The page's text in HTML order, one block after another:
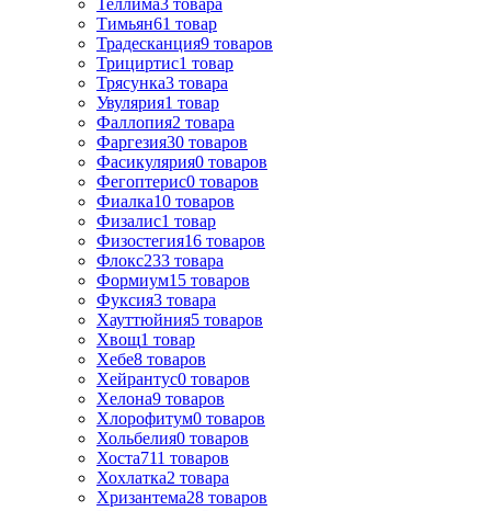
Тимьян61 товар
Традесканция9 товаров
Трициртис1 товар
Трясунка3 товара
Увулярия1 товар
Фаллопия2 товара
Фаргезия30 товаров
Фасикулярия0 товаров
Фегоптерис0 товаров
Фиалка10 товаров
Физалис1 товар
Физостегия16 товаров
Флокс233 товара
Формиум15 товаров
Фуксия3 товара
Хауттюйния5 товаров
Хвощ1 товар
Хебе8 товаров
Хейрантус0 товаров
Хелона9 товаров
Хлорофитум0 товаров
Хольбелия0 товаров
Хоста711 товаров
Хохлатка2 товара
Хризантема28 товаров